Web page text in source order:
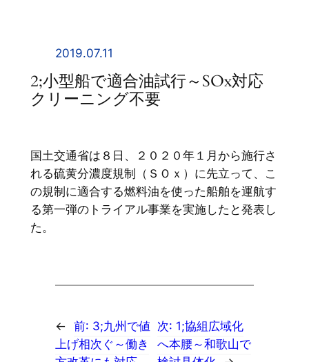
2019.07.11
2;小型船で適合油試行～SOx対応
クリーニング不要
国土交通省は８日、２０２０年１月から施行さ
れる硫黄分濃度規制（ＳＯｘ）に先立って、こ
の規制に適合する燃料油を使った船舶を運航す
る第一弾のトライアル事業を実施したと発表し
た。
← 前: 3;九州で値
上げ相次ぐ～働き
次: 1;協組広域化
へ本腰～和歌山で